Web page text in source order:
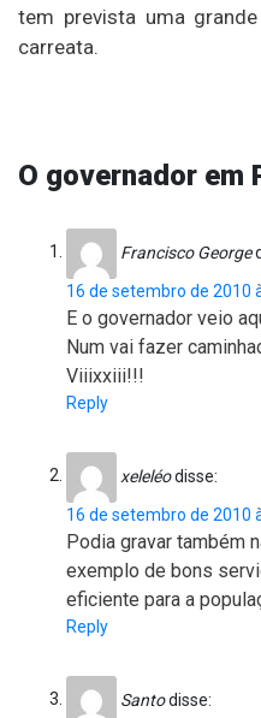
tem prevista uma
carreata.
O governador em
Francisco George
16 de setembro de 2010
E o governador veio
Num vai fazer
Viiixxiii!!!
Reply
xeleléodisse:
16 de setembro de 2010
Podia gravar também
exemplo de bons
eficiente para a
Reply
Santodisse: